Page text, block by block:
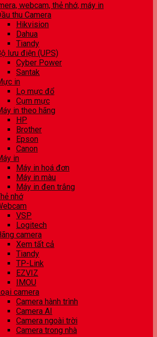
webcam, thẻ nhớ, máy in
thu Camera
Hikvision
Dahua
Tiandy
lưu điện (UPS)
Cyber Power
Santak
in
Lọ mực đổ
Cụm mực
in theo hãng
HP
Brother
Epson
Canon
in
Máy in hoá đơn
Máy in màu
Máy in đen trắng
nhớ
VSP
Logitech
camera
Xem tất cả
Tiandy
TP-Link
EZVIZ
IMOU
camera
Camera hành trình
Camera AI
Camera ngoài trời
Camera trong nhà